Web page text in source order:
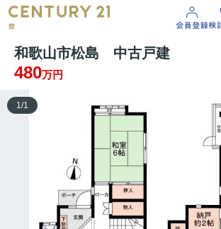
和歌山市松島 中古戸建
480万円
1/1